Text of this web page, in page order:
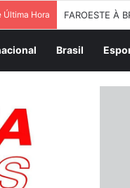
Última Hora FAROESTE À
Brasil